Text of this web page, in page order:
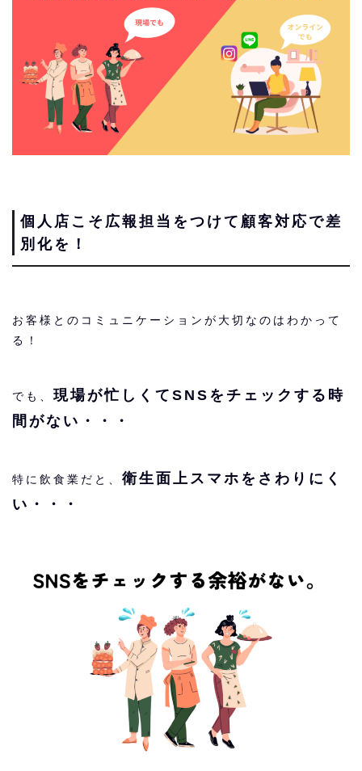
個人店こそ広報担当をつけて顧客対応で差
別化を！
お客様とのコミュニケーションが大切なのはわかって
る！
でも、 現場が忙しくてSNSをチェックする時
間がない・・・
特に飲食業だと、 衛生面上スマホをさわりにく
い・・・